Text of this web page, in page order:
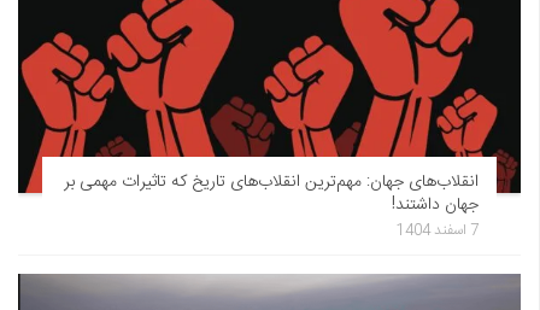
انقلاب‌های جهان: مهم‌ترین انقلاب‌های تاریخ که تاثیرات مهمی بر
جهان داشتند!
7 اسفند 1404